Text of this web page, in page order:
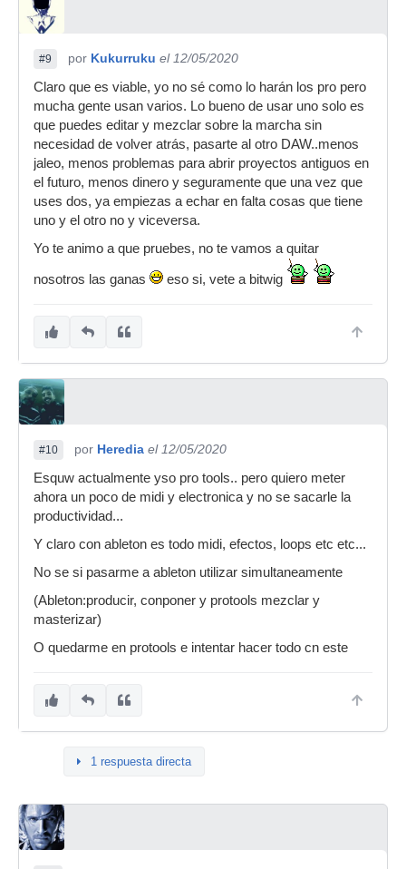
#9 por Kukurruku el 12/05/2020
Claro que es viable, yo no sé como lo harán los pro pero
mucha gente usan varios. Lo bueno de usar uno solo es
que puedes editar y mezclar sobre la marcha sin
necesidad de volver atrás, pasarte al otro DAW..menos
jaleo, menos problemas para abrir proyectos antiguos en
el futuro, menos dinero y seguramente que una vez que
uses dos, ya empiezas a echar en falta cosas que tiene
uno y el otro no y viceversa.
Yo te animo a que pruebes, no te vamos a quitar
nosotros las ganas eso si, vete a bitwig
#10 por Heredia el 12/05/2020
Esquw actualmente yso pro tools.. pero quiero meter
ahora un poco de midi y electronica y no se sacarle la
productividad...
Y claro con ableton es todo midi, efectos, loops etc etc...
No se si pasarme a ableton utilizar simultaneamente
(Ableton:producir, conponer y protools mezclar y
masterizar)
O quedarme en protools e intentar hacer todo cn este
1 respuesta directa